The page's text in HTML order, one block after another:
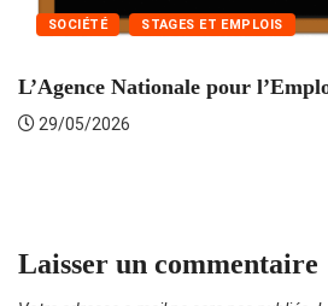
SOCIÉTÉ STAGES ET EMPLOIS
L’Agence Nationale pour
29/05/2026
Laisser un commentaire